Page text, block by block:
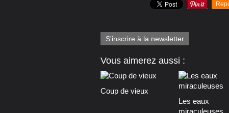
S'inscrire à la newsletter
Vous aimerez aussi :
Coup de vieux
Les eaux